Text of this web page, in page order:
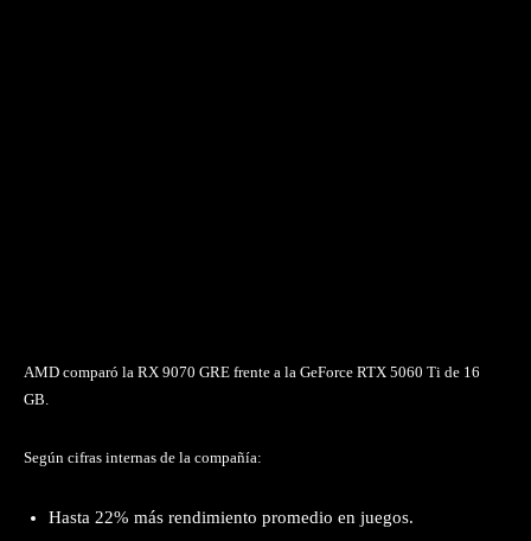
AMD comparó la RX 9070 GRE frente a la GeForce RTX 5060 Ti de 16
GB.
Según cifras internas de la compañía:
Hasta 22% más rendimiento promedio en juegos.